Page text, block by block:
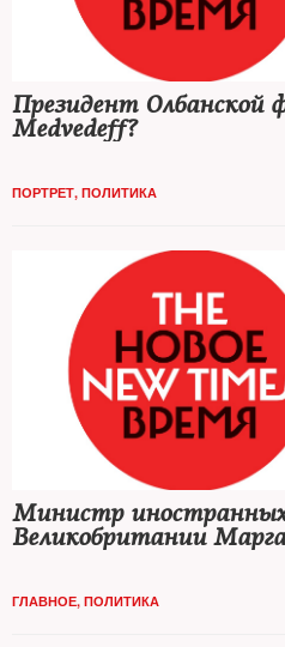
Президент Олбанской
Medvedeff?
ПОРТРЕТ, ПОЛИТИКА
Министр
Великобритании
ГЛАВНОЕ, ПОЛИТИКА